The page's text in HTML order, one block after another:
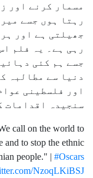
مسمار کرنے اور
رہتا ہوں جسے
جھیلتی ہے اور
رہی ہے۔ یہ فلم
جسے ہم کئی
دنیا سے مطالبہ
اور فلسطینی
سنجیدہ اقدامات
call on the world to
and to stop the ethnic
people." | #Oscars
NzoqLKiBSJ